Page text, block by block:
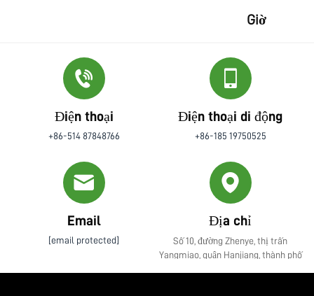
Giờ
Điện thoại
+86-514 87848766
Điện thoại di động
+86-185 19750525
Email
[email protected]
Địa chỉ
Số 10, đường Zhenye, thị trấn
Yangmiao, quận Hanjiang, thành phố